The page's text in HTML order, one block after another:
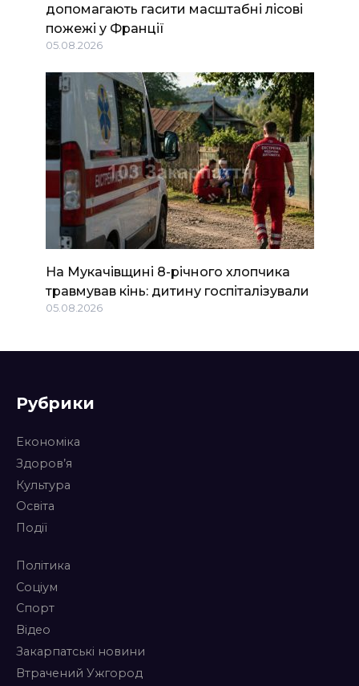
допомагають гасити масштабні лісові
пожежі у Франції
05.08.2026
На Мукачівщині 8-річного хлопчика
травмував кінь: дитину госпіталізували
05.08.2026
Рубрики
Економіка
Здоров’я
Культура
Освіта
Події
Політика
Соціум
Спорт
Відео
Закарпатські новини
Втрачений Ужгород